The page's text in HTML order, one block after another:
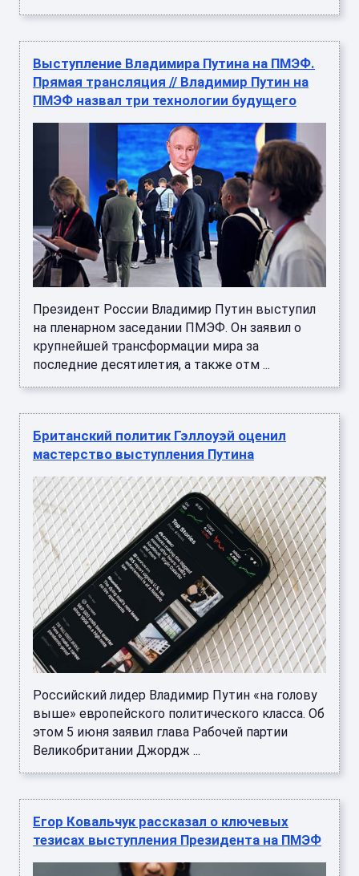
Выступление Владимира Путина на ПМЭФ.
Прямая трансляция // Владимир Путин на
ПМЭФ назвал три технологии будущего
Президент России Владимир Путин выступил
на пленарном заседании ПМЭФ. Он заявил о
крупнейшей трансформации мира за
последние десятилетия, а также отм ...
Британский политик Гэллоуэй оценил
мастерство выступления Путина
Российский лидер Владимир Путин «на голову
выше» европейского политического класса. Об
этом 5 июня заявил глава Рабочей партии
Великобритании Джордж ...
Егор Ковальчук рассказал о ключевых
тезисах выступления Президента на ПМЭФ